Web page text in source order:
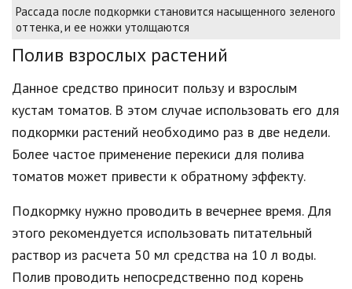
Рассада после подкормки становится насыщенного зеленого
оттенка, и ее ножки утолщаются
Полив взрослых растений
Данное средство приносит пользу и взрослым
кустам томатов. В этом случае использовать его для
подкормки растений необходимо раз в две недели.
Более частое применение перекиси для полива
томатов может привести к обратному эффекту.
Подкормку нужно проводить в вечернее время. Для
этого рекомендуется использовать питательный
раствор из расчета 50 мл средства на 10 л воды.
Полив проводить непосредственно под корень